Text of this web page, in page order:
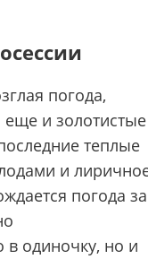
погода,
еще и золотистые
теплые
и
погода за
в одиночку, но и